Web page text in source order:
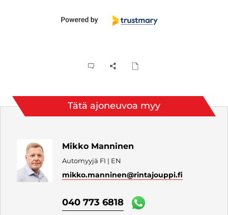
Tätä ajoneuvoa myy
Mikko Manninen
Automyyjä FI | EN
mikko.manninen@rintajouppi.fi
040 773 6818